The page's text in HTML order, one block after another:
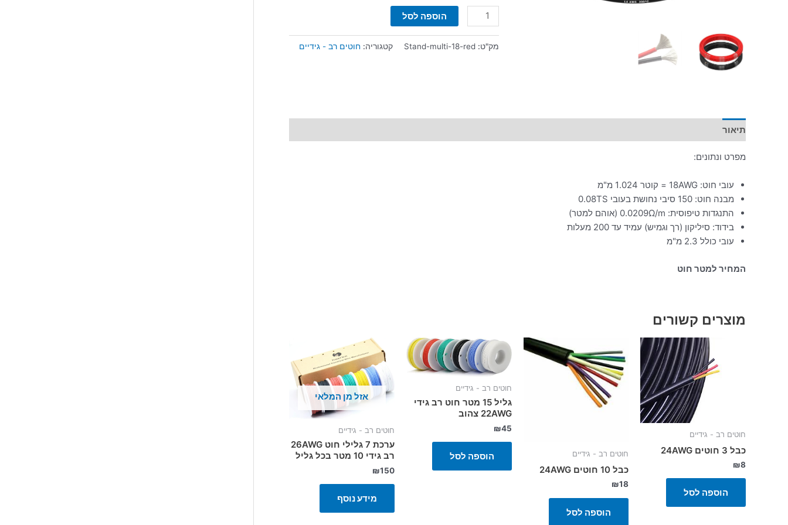
הוספה לסל
מק"ט: Stand-multi-18-red קטגוריה: חוטים רב - גידיים
תיאור
מפרט ונתונים:
עובי חוט: 18AWG = קוטר 1.024 מ"מ
מבנה חוט: 150 סיבי נחושת בעובי 0.08TS
התנגדות טיפוסית: 0.0209Ω/m (אוהם למטר)
בידוד: סיליקון (רך וגמיש) עמיד עד 200 מעלות
עובי כולל 2.3 מ"מ
המחיר למטר חוט
מוצרים קשורים
חוטים רב - גידיים
כבל 3 חוטים 24AWG
₪8
הוספה לסל
חוטים רב - גידיים
כבל 10 חוטים 24AWG
₪18
הוספה לסל
חוטים רב - גידיים
גליל 15 מטר חוט רב גידי
22AWG צהוב
₪45
הוספה לסל
אזל מן המלאי
חוטים רב - גידיים
ערכת 7 גלילי חוט 26AWG
רב גידי 10 מטר בכל גליל
₪150
מידע נוסף